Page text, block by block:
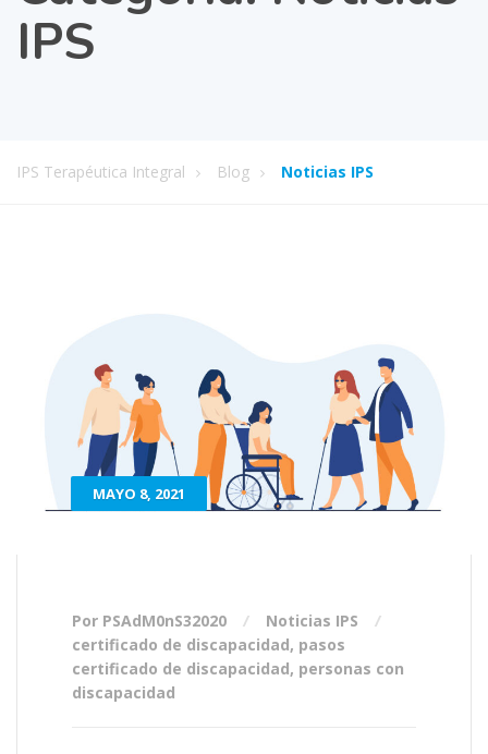
IPS
IPS Terapéutica Integral Blog Noticias IPS
MAYO 8, 2021
Por PSAdM0nS32020
Noticias IPS
certificado de discapacidad, pasos
certificado de discapacidad, personas con
discapacidad